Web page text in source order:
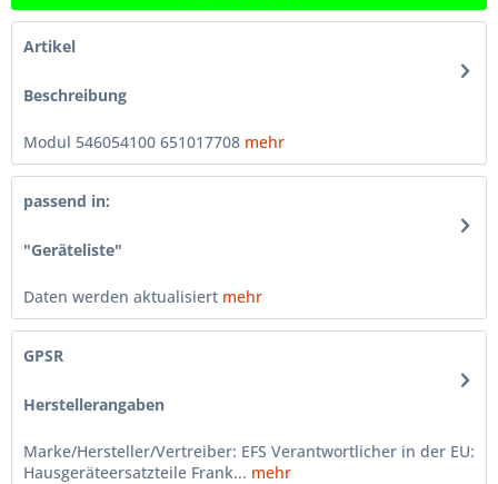
Artikel
Beschreibung
Modul 546054100 651017708 mehr
passend in:
"Geräteliste"
Daten werden aktualisiert mehr
GPSR
Herstellerangaben
Marke/Hersteller/Vertreiber: EFS Verantwortlicher in der EU:
Hausgeräteersatzteile Frank... mehr